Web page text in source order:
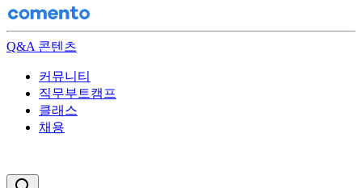
Q&A 콘텐츠
커뮤니티
직무부트캠프
클래스
채용